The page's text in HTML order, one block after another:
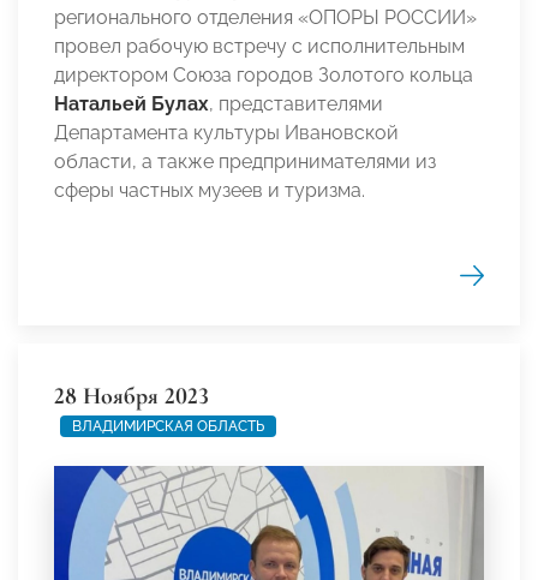
регионального отделения «ОПОРЫ РОССИИ»
провел рабочую встречу с исполнительным
директором Союза городов Золотого кольца
Натальей Булах, представителями
Департамента культуры Ивановской
области, а также предпринимателями из
сферы частных музеев и туризма.
28 Ноября 2023
ВЛАДИМИРСКАЯ ОБЛАСТЬ